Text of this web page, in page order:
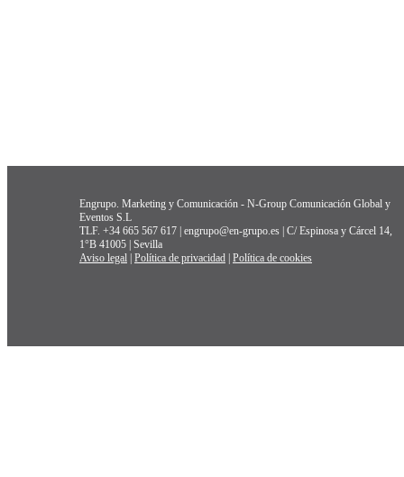
Engrupo. Marketing y Comunicación - N-Group Comunicación Global y
Eventos S.L
TLF. +34 665 567 617 | engrupo@en-grupo.es | C/ Espinosa y Cárcel 14,
1°B 41005 | Sevilla
Aviso legal Política de privacidad Política de cookies